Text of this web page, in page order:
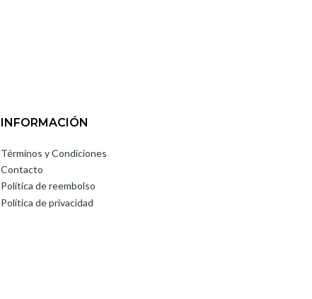
INFORMACIÓN
Términos y Condiciones
Contacto
Política de reembolso
Política de privacidad